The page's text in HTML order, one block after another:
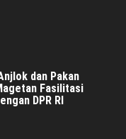
dan Pakan
Fasilitasi
DPR RI